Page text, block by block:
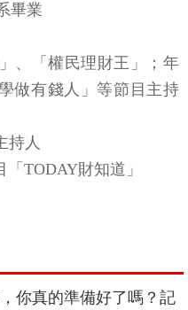
畢業
、「權民理財王」；年
做有錢人」等節目主持
持人
TODAY財知道」
你真的準備好了嗎？記